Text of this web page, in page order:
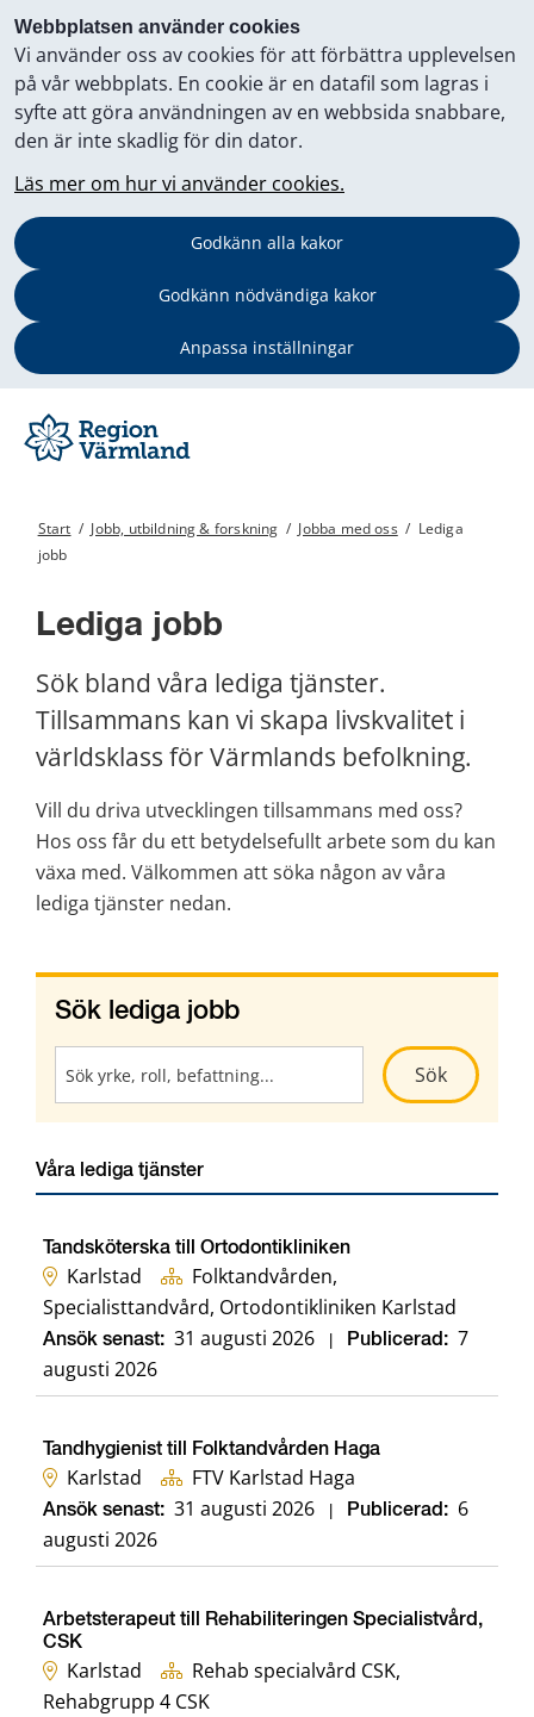
Webbplatsen använder cookies
Vi använder oss av cookies för att förbättra upplevelsen
på vår webbplats. En cookie är en datafil som lagras i
syfte att göra användningen av en webbsida snabbare,
den är inte skadlig för din dator.
Läs mer om hur vi använder cookies.
Godkänn alla kakor
Godkänn nödvändiga kakor
Anpassa inställningar
Start / Jobb, utbildning & forskning / Jobba med oss / Lediga
jobb
Lediga jobb
Sök bland våra lediga tjänster.
Tillsammans kan vi skapa livskvalitet i
världsklass för Värmlands befolkning.
Vill du driva utvecklingen tillsammans med oss?
Hos oss får du ett betydelsefullt arbete som du kan
växa med. Välkommen att söka någon av våra
lediga tjänster nedan.
Sök lediga jobb
SökKör
Våra lediga tjänster
Tandsköterska till Ortodontikliniken
Karlstad
Folktandvården,
Specialisttandvård, Ortodontikliniken Karlstad
Ansök senast: 31 augusti 2026 Publicerad: 7
augusti 2026
Tandhygienist till Folktandvården Haga
Karlstad FTV Karlstad Haga
Ansök senast: 31 augusti 2026 Publicerad: 6
augusti 2026
Arbetsterapeut till Rehabiliteringen Specialistvård,
CSK
Karlstad
Rehab specialvård CSK,
Rehabgrupp 4 CSK